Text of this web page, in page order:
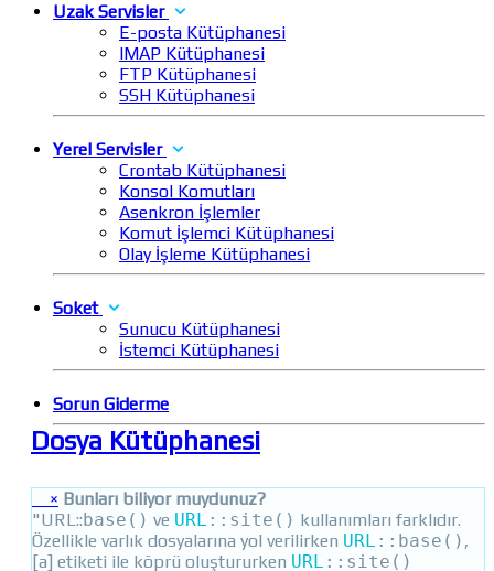
Uzak Servisler
E-posta Kütüphanesi
IMAP Kütüphanesi
FTP Kütüphanesi
SSH Kütüphanesi
Yerel Servisler
Crontab Kütüphanesi
Konsol Komutları
Asenkron İşlemler
Komut İşlemci Kütüphanesi
Olay İşleme Kütüphanesi
Soket
Sunucu Kütüphanesi
İstemci Kütüphanesi
Sorun Giderme
Dosya Kütüphanesi
× Bunları biliyor muydunuz?
"URL:: base() ve URL :: site() kullanımları farklıdır.
Özellikle varlık dosyalarına yol verilirken URL :: base() ,
[a] etiketi ile köprü oluştururken URL :: site()